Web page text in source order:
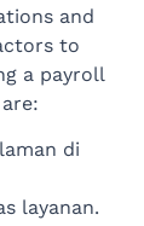
and
to
a payroll
di
layanan.